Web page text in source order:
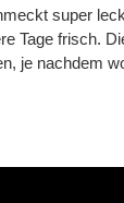
super
Tage frisch.
je nachdem